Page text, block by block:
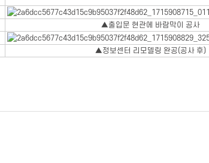
▲출입문 현관에 바람막이 공사
▲정보센터 리모델링 완공(공사 후)